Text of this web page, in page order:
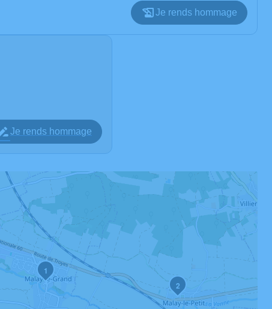
Je rends hommage
Je rends hommage
1
2